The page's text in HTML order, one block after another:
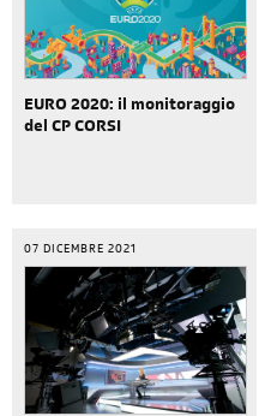
EURO 2020: il monitoraggio
del CP CORSI
07 DICEMBRE 2021